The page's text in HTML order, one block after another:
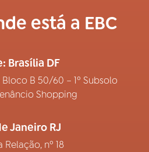
está a EBC
Brasília DF
B 50/60 – 1º Subsolo
Shopping
Janeiro RJ
Relação, nº 18